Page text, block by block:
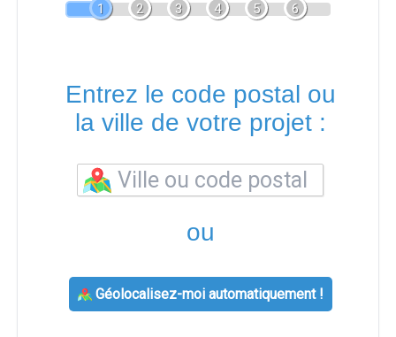
1 2 3 4 5 6
Entrez le code postal ou
la ville de votre projet :
ou
Géolocalisez-moi automatiquement !